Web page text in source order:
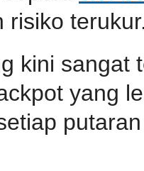
risiko
kini sangat
yang